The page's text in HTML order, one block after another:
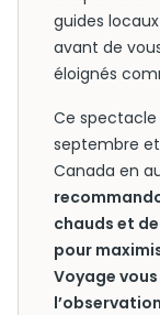
guides
avant de
éloignés
Ce
septembre
Canada en
chauds et
pour
Voyage